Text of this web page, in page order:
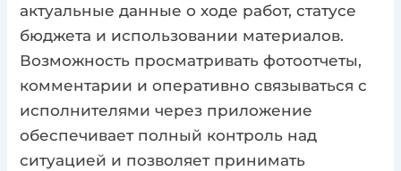
актуальные данные о ходе работ, статусе
бюджета и использовании материалов.
Возможность просматривать фотоотчеты,
комментарии и оперативно связываться с
исполнителями через приложение
обеспечивает полный контроль над
ситуацией и позволяет принимать